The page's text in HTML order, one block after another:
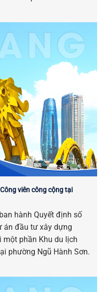
viên công cộng tại
hành Quyết định số
án đầu tư xây dựng
một phần Khu du lịch
phường Ngũ Hành Sơn.